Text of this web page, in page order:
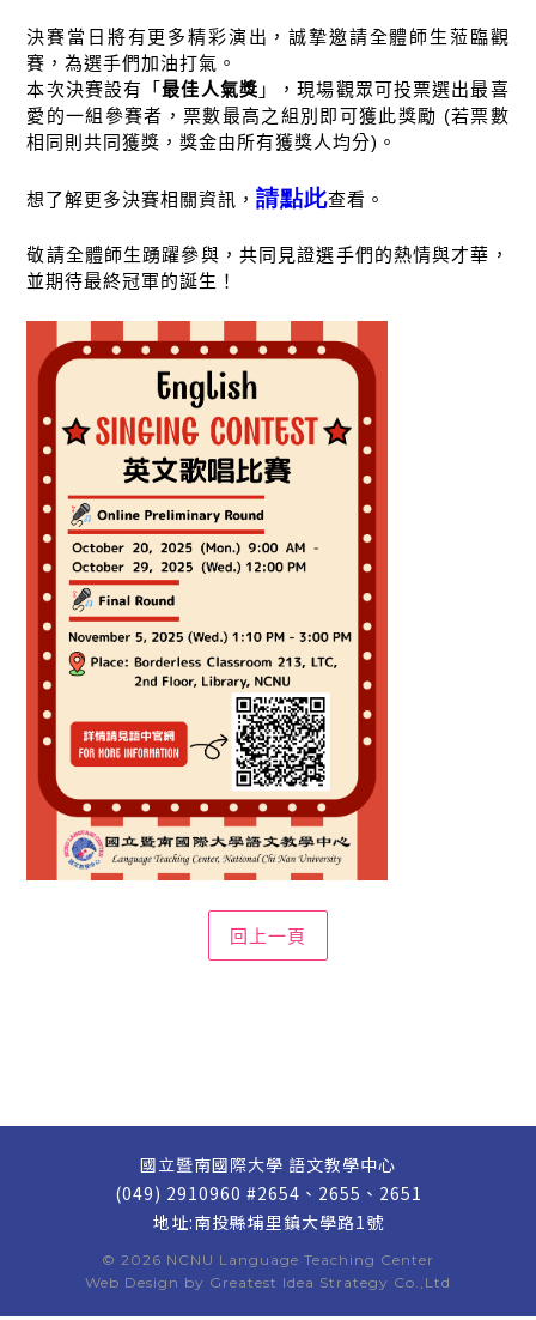
決賽當日將有更多精彩演出，誠摯邀請全體師生蒞臨觀
賽，為選手們加油打氣。
本次決賽設有「最佳人氣獎 」，現場觀眾可投票選出最喜
愛的一組參賽者，票數最高之組別即可獲此獎勵 (若票數
相同則共同獲獎，獎金由所有獲獎人均分) 。
想了解更多決賽相關資訊，請點此查看。
敬請全體師生踴躍參與，共同見證選手們的熱情與才華，
並期待最終冠軍的誕生！
國立暨南國際大學 語文教學中心
(049) 2910960 #2654、2655、2651
地址:南投縣埔里鎮大學路1號
© 2026 NCNU Language Teaching Center
Web Design by Greatest Idea Strategy Co.,Ltd